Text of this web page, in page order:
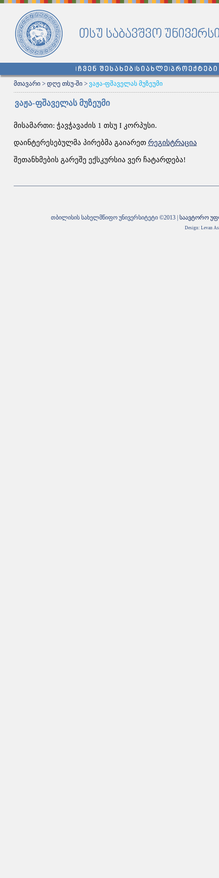
თსუ საბავშვო
ჩვენ შესახებ სიახლე პროექტები
მთავარი > დღე თსუ-ში > ვაჟა-ფშაველას მუზეუმი
ვაჟა-ფშაველას მუზეუმი
მისამართი: ჭავჭავაძის 1 თსუ I კორპუსი.
დაინტერესებულმა პირებმა გაიარეთ რეგისტრაცია
შეთანხმების გარეშე ექსკურსია ვერ ჩატარდება!
თბილისის სახელმწიფო უნივერსიტეტი ©2013 | საავტორო
Design: Levan